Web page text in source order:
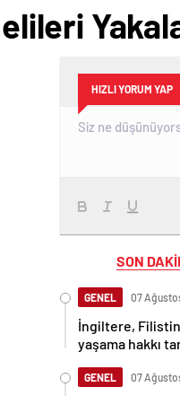
HIZLI YORUM YAP
SON
GENEL 07
İngiltere,
yaşama hakkı
GENEL 07